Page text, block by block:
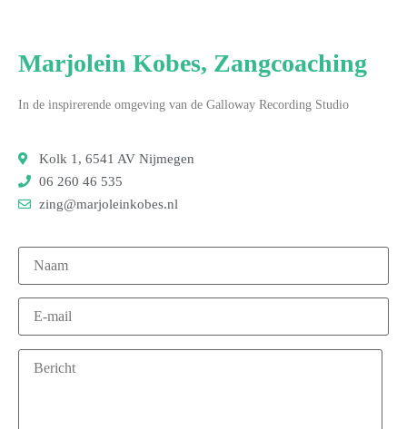
Marjolein Kobes, Zangcoaching
In de inspirerende omgeving van de Galloway Recording Studio
Kolk 1, 6541 AV Nijmegen
06 260 46 535
zing@marjoleinkobes.nl